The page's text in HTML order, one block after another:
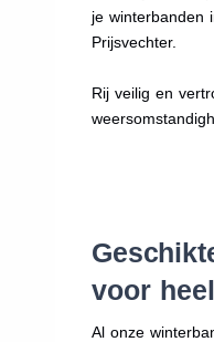
je winterbanden
Prijsvechter.
Rij veilig en
voor
Al onze